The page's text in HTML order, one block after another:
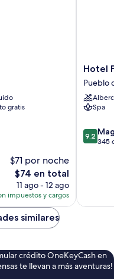
gratis
$71 por noche
El
precio
actual
es
de
$74
$74 en total
11 ago - 12 ago
impuestos y cargos
Hotel
Resort
Pueblo
de
Hotel
Pueblo
Spa
9.2
de
9.2
345
similares
crédito OneKeyCash en
te llevan a más aventuras!